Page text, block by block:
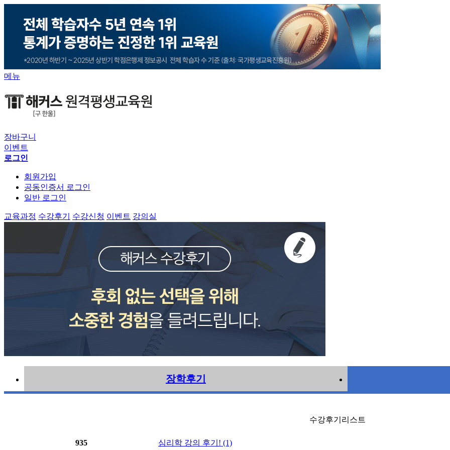
메뉴
장바구니
이벤트
로그인
회원가입
공동인증서 로그인
일반 로그인
교육과정 수강후기 수강신청 이벤트 강의실
장학후기
수강후기리스트
935 심리학 강의 후기! (1)